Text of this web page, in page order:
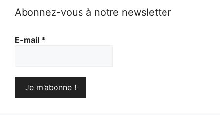
Abonnez-vous à notre newsletter
E-mail *